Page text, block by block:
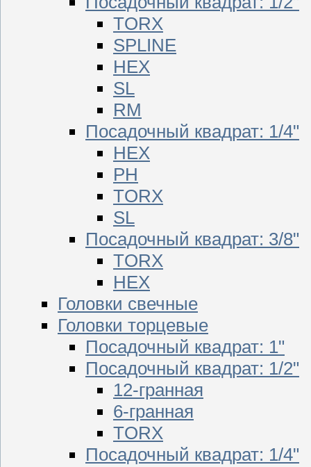
TORX
SPLINE
HEX
SL
RM
Посадочный квадрат: 1/4"
HEX
PH
TORX
SL
Посадочный квадрат: 3/8"
TORX
HEX
Головки свечные
Головки торцевые
Посадочный квадрат: 1"
Посадочный квадрат: 1/2"
12-гранная
6-гранная
TORX
Посадочный квадрат: 1/4"